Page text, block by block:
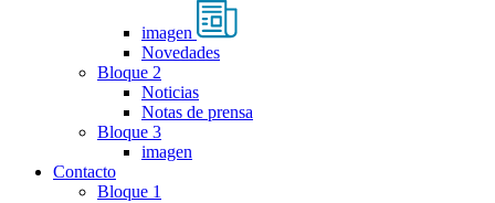
imagen
Novedades
Bloque 2
Noticias
Notas de prensa
Bloque 3
imagen
Contacto
Bloque 1